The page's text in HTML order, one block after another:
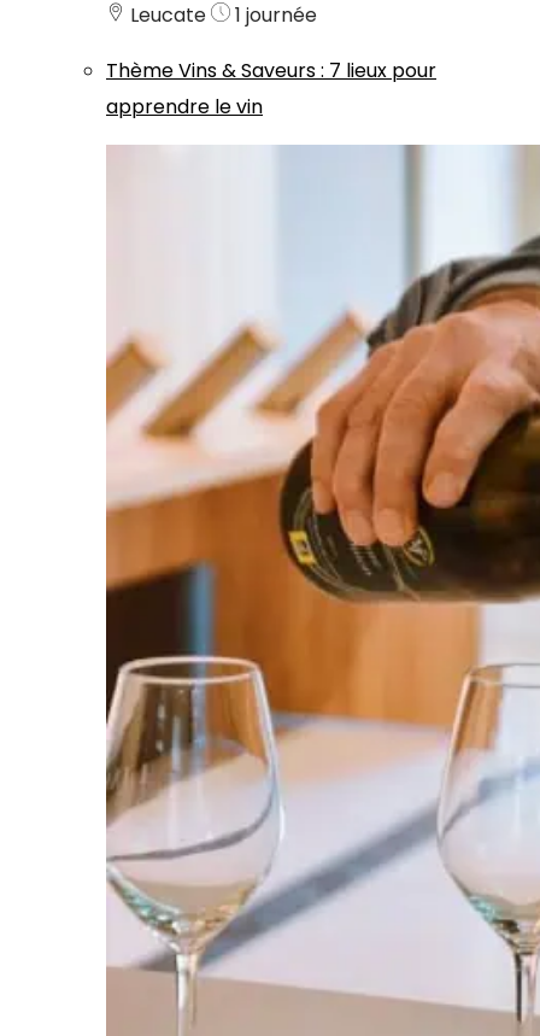
Leucate
1 journée
ThèmeVins & Saveurs: 7 lieux pour
apprendre le vin